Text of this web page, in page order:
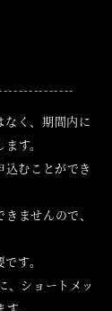
く、期間内に
す。
むことができ
ませんので、
す。
、ショートメッ